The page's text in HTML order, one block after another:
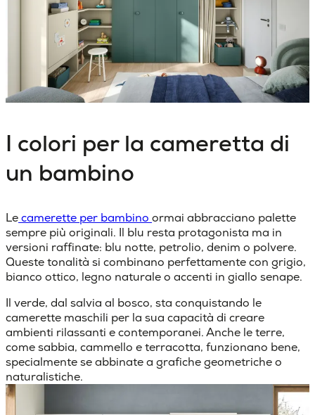
I colori per la cameretta di
un bambino
Lecamerette per bambino ormai abbracciano palette
sempre più originali. Il blu resta protagonista ma in
versioni raffinate: blu notte, petrolio, denim o polvere.
Queste tonalità si combinano perfettamente con grigio,
bianco ottico, legno naturale o accenti in giallo senape.
Il verde, dal salvia al bosco, sta conquistando le
camerette maschili per la sua capacità di creare
ambienti rilassanti e contemporanei. Anche le terre,
come sabbia, cammello e terracotta, funzionano bene,
specialmente se abbinate a grafiche geometriche o
naturalistiche.